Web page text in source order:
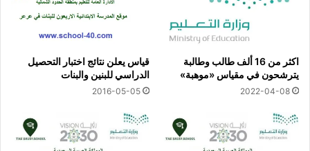
اكثر من 16 ألف طالب وطالبة
يترشحون في مقياس «موهبة»
2022-04-08
قياس يعلن نتائج اختبار التحصيل
الدراسي للبنين والبنات
2016-05-05